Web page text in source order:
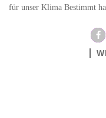
für unser Klima Bestimmt